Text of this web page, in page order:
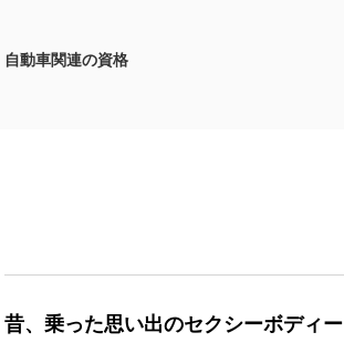
自動車関連の資格
昔、乗った思い出のセクシーボディー